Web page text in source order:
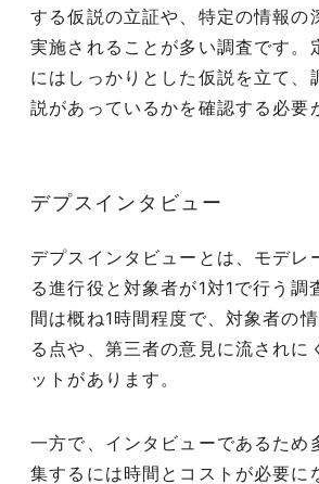
する仮説の立証や、特定の情報の
実施されることが多い調査です。
にはしっかりとした仮説を立て、
説があっているかを確認する必要
デプスインタビュー
デプスインタビューとは、モデレ
る進行役と対象者が1対1で行う調
間は概ね1時間程度で、対象者の
る点や、第三者の意見に流されに
ットがあります。
一方で、インタビューであるため
集するには時間とコストが必要に